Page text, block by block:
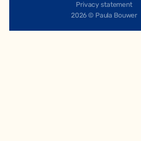
2026 © Paula Bouwer
Privacy statement